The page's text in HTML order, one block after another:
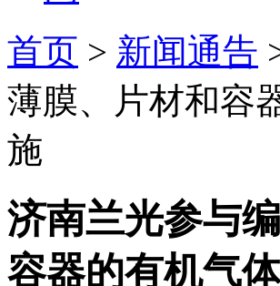
首页 > 新闻通告
薄膜、片材和容
施
济南兰光参与
容器的有机气